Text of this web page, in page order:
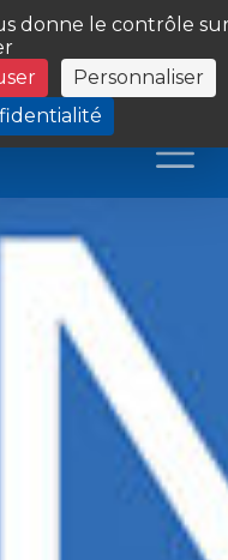
donne le contrôle
Personnaliser
Sites du Département